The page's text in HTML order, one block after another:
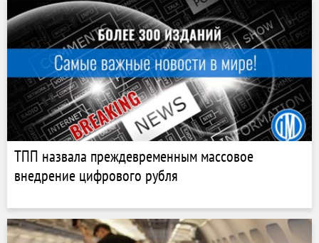
ТПП назвала преждевременным массовое
внедрение цифрового рубля